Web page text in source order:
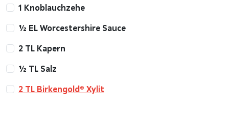
1 Knoblauchzehe
½ EL Worcestershire Sauce
2 TL Kapern
½ TL Salz
2 TL Birkengold® Xylit